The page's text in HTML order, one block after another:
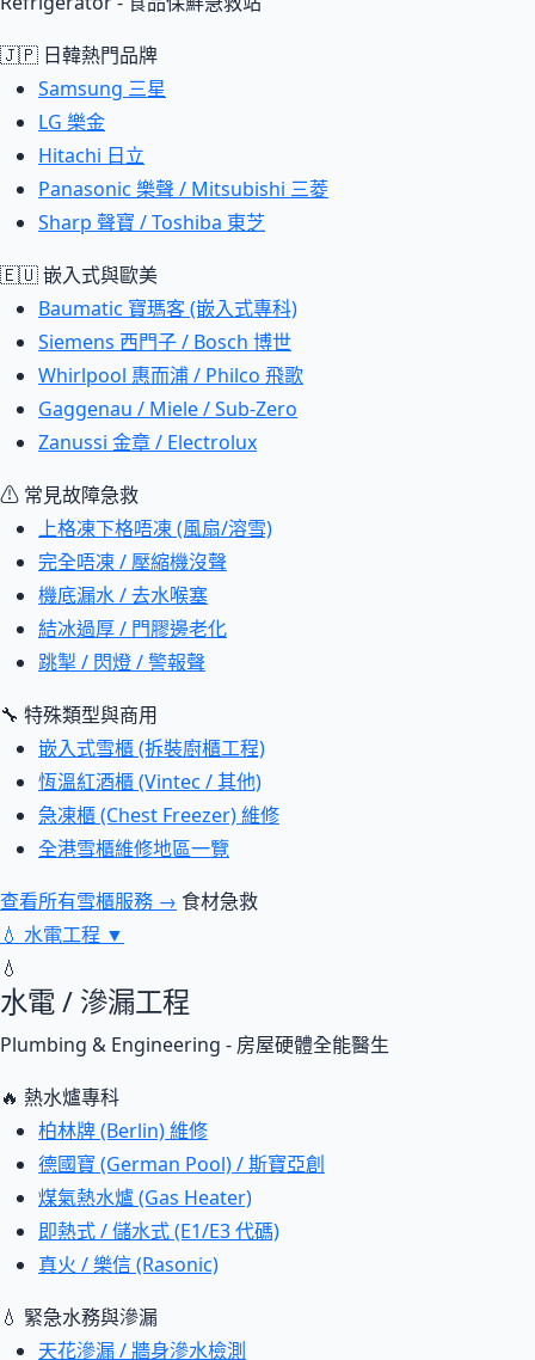
🇯🇵 日韓熱門品牌
Samsung 三星
LG 樂金
Hitachi 日立
Panasonic 樂聲 / Mitsubishi 三菱
Sharp 聲寶 / Toshiba 東芝
🇪🇺 嵌入式與歐美
Baumatic 寶瑪客 (嵌入式專科)
Siemens 西門子 / Bosch 博世
Whirlpool 惠而浦 / Philco 飛歌
Gaggenau / Miele / Sub-Zero
Zanussi 金章 / Electrolux
⚠ 常見故障急救
上格凍下格唔凍 (風扇/溶雪)
完全唔凍 / 壓縮機沒聲
機底漏水 / 去水喉塞
結冰過厚 / 門膠邊老化
跳掣 / 閃燈 / 警報聲
🔧 特殊類型與商用
嵌入式雪櫃 (拆裝廚櫃工程)
恆溫紅酒櫃 (Vintec / 其他)
急凍櫃 (Chest Freezer) 維修
全港雪櫃維修地區一覽
查看所有雪櫃服務 → 食材急救
💧 水電工程 ▼
💧
水電 / 滲漏工程
Plumbing & Engineering - 房屋硬體全能醫生
🔥 熱水爐專科
柏林牌 (Berlin) 維修
德國寶 (German Pool) / 斯寶亞創
煤氣熱水爐 (Gas Heater)
即熱式 / 儲水式 (E1/E3 代碼)
真火 / 樂信 (Rasonic)
💧 緊急水務與滲漏
天花滲漏 / 牆身滲水檢測